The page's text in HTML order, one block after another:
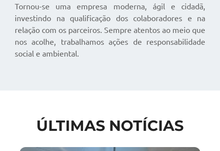
Tornou-se uma empresa moderna, ágil e cidadã,
investindo na qualificação dos colaboradores e na
relação com os parceiros. Sempre atentos ao meio que
nos acolhe, trabalhamos ações de responsabilidade
social e ambiental.
ÚLTIMAS NOTÍCIAS